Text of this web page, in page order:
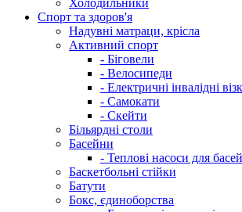
Холодильники
Спорт та здоров'я
Надувні матраци, крісла
Активний спорт
- Біговели
- Велосипеди
- Електричні інвалідні
- Самокати
- Скейти
Більярдні столи
Басейни
- Теплові насоси для
Баскетбольні стійки
Батути
Бокс, єдиноборства